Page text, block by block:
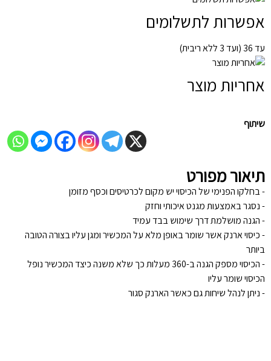
אפשרות לתשלומים
עד 36 (ועד 3 ללא ריבית)
אחריות מוצר
שיתוף
תיאור מפורט
- בחלקו הפנימי של הכיסוי יש מקום לכרטיסים וכסף מזומן
- נסגר באמצעות מגנט איכותי וחזק
- הגנה מושלמת דרך שימוש בבד עמיד
- כיסוי ארנק אשר שומר באופן מלא על המכשיר ומגן עליו בצורה הטובה
ביותר
- הכיסוי מספק הגנה ב-360 מעלות כך שלא משנה כיצד המכשיר נופל
הכיסוי שומר עליו
- ניתן לנהל שיחות גם כאשר הארנק סגור